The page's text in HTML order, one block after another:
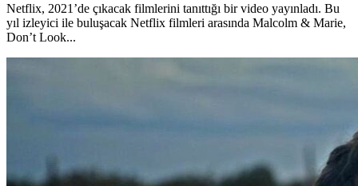
Netflix, 2021’de çıkacak filmlerini tanıttığı bir video yayınladı. Bu
yıl izleyici ile buluşacak Netflix filmleri arasında Malcolm & Marie,
Don’t Look...